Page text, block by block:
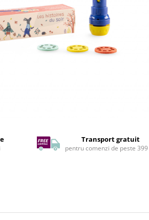
Transport gratuit
pentru comenzi de peste 399